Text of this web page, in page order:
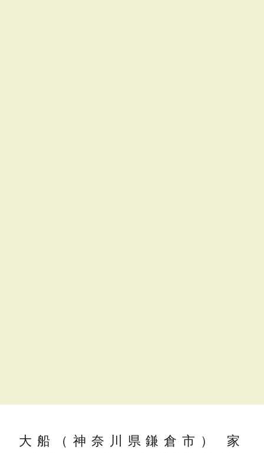
大船（神奈川県鎌倉市） 家